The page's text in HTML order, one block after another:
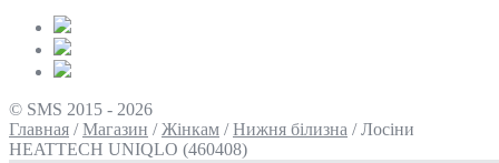
© SMS 2015 - 2026
Главная /Магазин /Жінкам /Нижня білизна /Лосіни
HEATTECH UNIQLO (460408)